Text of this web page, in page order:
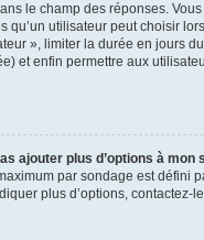
le champ des réponses.
qu’un utilisateur peut choisir
», limiter la durée en jours
et enfin permettre aux
ajouter plus d’options à mon
par sondage est défini
plus d’options, contactez-